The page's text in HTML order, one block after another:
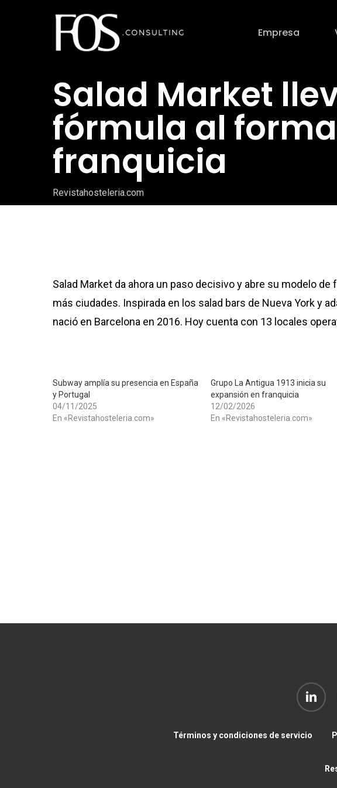
Empresa
Salad Market
fórmula al
franquicia
Revistahosteleria.com
Salad Market da ahora un paso decisivo y abre su modelo
más ciudades. Inspirada en los salad bars de Nueva York y
nació en Barcelona en 2016. Hoy cuenta con 13 locales
Subway amplía su presencia en España
y Portugal
04/11/2025
En «Revistahosteleria.com»
Grupo La Antigua 1913 inicia su
expansión en franquicia
12/02/2026
En «Revistahosteleria.com»
linkedin
Términos y condiciones de servicio